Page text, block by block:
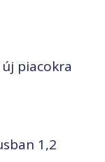
piacokra
1,2